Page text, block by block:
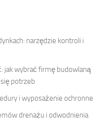
narzędzie kontroli i
jak wybrać firmę budowlaną
potrzeb
i wyposażenie ochronne
drenażu i odwodnienia